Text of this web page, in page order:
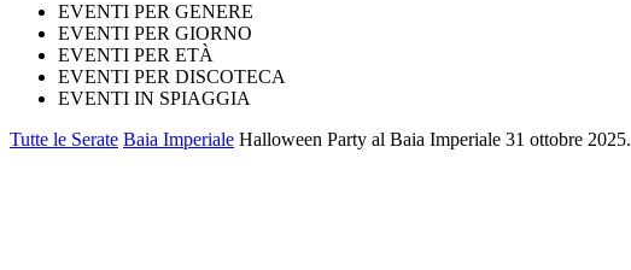
EVENTI PER GENERE
EVENTI PER GIORNO
EVENTI PER ETÀ
EVENTI PER DISCOTECA
EVENTI IN SPIAGGIA
Tutte le Serate Baia Imperiale Halloween Party al Baia Imperiale 31 ottobre 2025.